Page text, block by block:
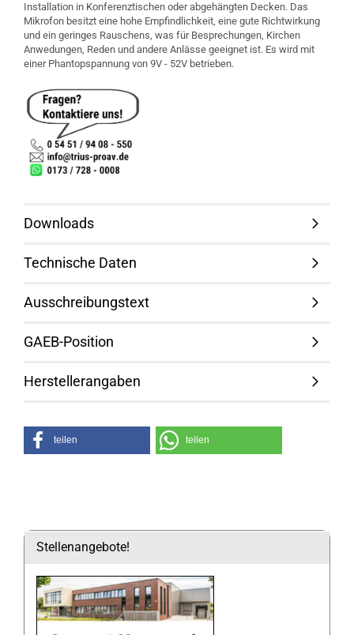
Installation in Konferenztischen oder abgehängten Decken. Das
Mikrofon besitzt eine hohe Empfindlichkeit, eine gute Richtwirkung
und ein geringes Rauschens, was für Besprechungen, Kirchen
Anwedungen, Reden und andere Anlässe geeignet ist. Es wird mit
einer Phantopspannung von 9V - 52V betrieben.
Downloads
Technische Daten
Ausschreibungstext
GAEB-Position
Herstellerangaben
teilen teilen
Stellenangebote!